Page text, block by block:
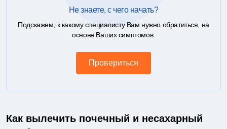
Не знаете, с чего начать?
Подскажем, к какому специалисту Вам нужно обратиться, на
основе Ваших симптомов.
Провериться
Как вылечить почечный и несахарный